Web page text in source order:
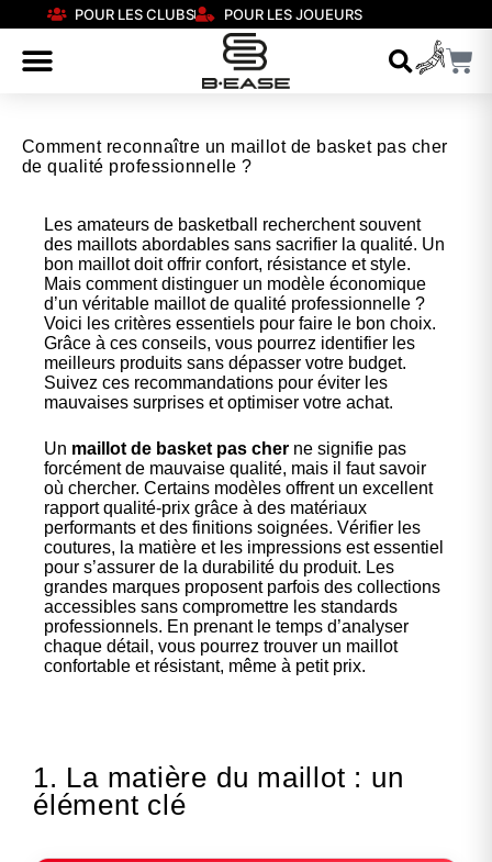
POUR LES CLUBS POUR LES JOUEURS
Comment reconnaître un maillot de basket pas cher
de qualité professionnelle ?
Les amateurs de basketball recherchent souvent
des maillots abordables sans sacrifier la qualité. Un
bon maillot doit offrir confort, résistance et style.
Mais comment distinguer un modèle économique
d’un véritable maillot de qualité professionnelle ?
Voici les critères essentiels pour faire le bon choix.
Grâce à ces conseils, vous pourrez identifier les
meilleurs produits sans dépasser votre budget.
Suivez ces recommandations pour éviter les
mauvaises surprises et optimiser votre achat.
Un maillot de basket pas cher ne signifie pas
forcément de mauvaise qualité, mais il faut savoir
où chercher. Certains modèles offrent un excellent
rapport qualité-prix grâce à des matériaux
performants et des finitions soignées. Vérifier les
coutures, la matière et les impressions est essentiel
pour s’assurer de la durabilité du produit. Les
grandes marques proposent parfois des collections
accessibles sans compromettre les standards
professionnels. En prenant le temps d’analyser
chaque détail, vous pourrez trouver un maillot
confortable et résistant, même à petit prix.
1. La matière du maillot : un
élément clé